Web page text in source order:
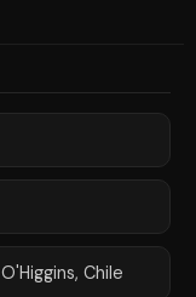
Chile